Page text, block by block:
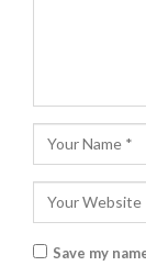
Save my